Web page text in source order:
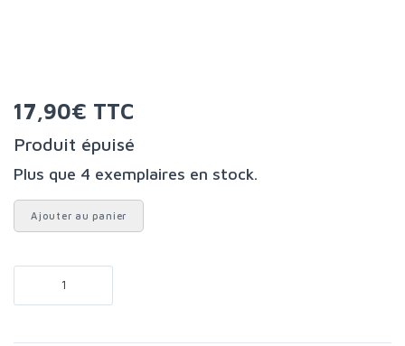
17,90€ TTC
Produit épuisé
Plus que 4 exemplaires en stock.
Ajouter au panier